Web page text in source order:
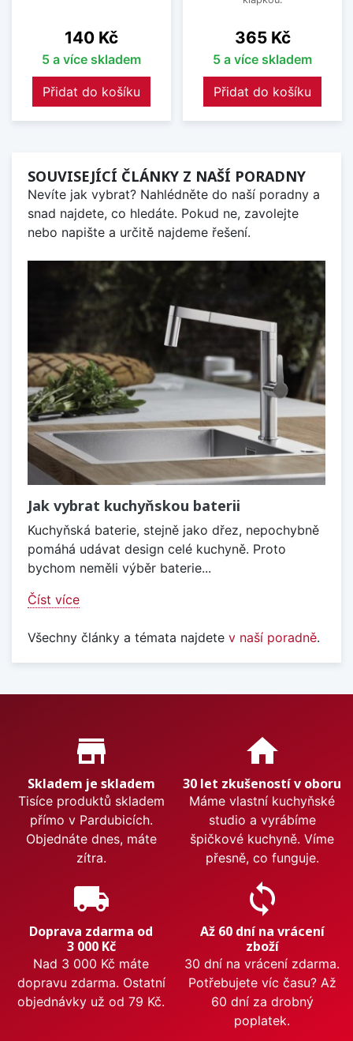
Cena
140 Kč
5 a více skladem
Přidat do košíku
Cena
365 Kč
5 a více skladem
Přidat do košíku
SOUVISEJÍCÍ ČLÁNKY Z NAŠÍ PORADNY
Nevíte jak vybrat? Nahlédněte do naší poradny a
snad najdete, co hledáte. Pokud ne, zavolejte
nebo napište a určitě najdeme řešení.
Jak vybrat kuchyňskou baterii
Kuchyňská baterie, stejně jako dřez, nepochybně
pomáhá udávat design celé kuchyně. Proto
bychom neměli výběr baterie...
Číst více
Všechny články a témata najdete v naší poradně.
Proč nakupovat u nás?
store_mall_directory
Skladem je skladem
Tisíce produktů skladem
přímo v Pardubicích.
Objednáte dnes, máte
zítra.
home
30 let zkušeností v oboru
Máme vlastní kuchyňské
studio a vyrábíme
špičkové kuchyně. Víme
přesně, co funguje.
local_shipping
Doprava zdarma od
3 000 Kč
Nad 3 000 Kč máte
dopravu zdarma. Ostatní
objednávky už od 79 Kč.
sync
Až 60 dní na vrácení
zboží
30 dní na vrácení zdarma.
Potřebujete víc času? Až
60 dní za drobný
poplatek.